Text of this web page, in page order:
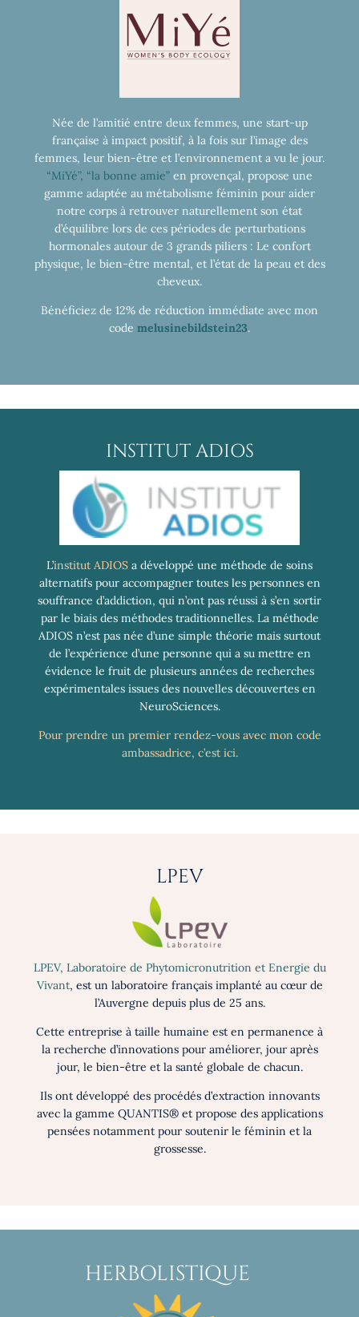
Née de l’amitié entre deux femmes, une start-up
française à impact positif, à la fois sur l’image des
femmes, leur bien-être et l’environnement a vu le jour.
“MiYé”, “la bonne amie” en provençal, propose une
gamme adaptée au métabolisme féminin pour aider
notre corps à retrouver naturellement son état
d’équilibre lors de ces périodes de perturbations
hormonales autour de 3 grands piliers : Le confort
physique, le bien-être mental, et l’état de la peau et des
cheveux.
Bénéficiez de 12% de réduction immédiate avec mon
code melusinebildstein23.
INSTITUT ADIOS
L’institut ADIOS a développé une méthode de soins
alternatifs pour accompagner toutes les personnes en
souffrance d’addiction, qui n’ont pas réussi à s’en sortir
par le biais des méthodes traditionnelles. La méthode
ADIOS n’est pas née d’une simple théorie mais surtout
de l’expérience d’une personne qui a su mettre en
évidence le fruit de plusieurs années de recherches
expérimentales issues des nouvelles découvertes en
NeuroSciences.
Pour prendre un premier rendez-vous avec mon code
ambassadrice, c’est ici.
LPEV
LPEV, Laboratoire de Phytomicronutrition et Energie du
Vivant, est un laboratoire français implanté au cœur de
l’Auvergne depuis plus de 25 ans.
Cette entreprise à taille humaine est en permanence à
la recherche d’innovations pour améliorer, jour après
jour, le bien-être et la santé globale de chacun.
Ils ont développé des procédés d’extraction innovants
avec la gamme QUANTIS® et propose des applications
pensées notamment pour soutenir le féminin et la
grossesse.
HERBOLISTIQUE